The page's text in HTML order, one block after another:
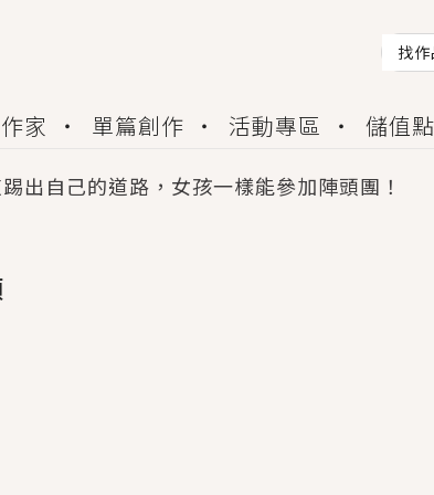
找作
家 單篇創作 活動專區 儲值
出自己的道路，女孩一樣能參加陣頭團！
會獲得豐富廣宣資源、專屬服務與獨享福利
大佬，你哭什麼？》追妻火葬場！前夫失
夏日、檸檬的香氣、互相愛慕的兩位少女，
蒙體質世界觀，無法抗拒的吸引力，已中毒
買了房子模型，但現實中買下的竟是屬於他
一個連自己也無法改變的永恆， 他的一生將